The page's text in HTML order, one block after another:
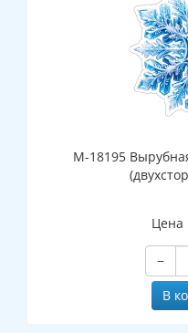
М-18195
Цена
−
В